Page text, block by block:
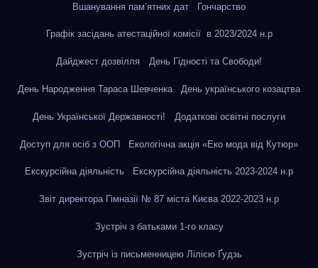
Вшанування пам’ятних дат Гончарство
Графік засідань атестаційної комісії в 2023/2024 н.р
Дайджест дозвілля День Гідності та Свободи!
День Народження Тараса Шевченка День українського козацтва
День Української Державності! Додаткові освітні послуги
Доступ для осіб з ООП Екологічна акція «Еко мода від Кутюр»
Екскурсійна діяльність Екскурсійна діяльність 2023-2024 н.р
Звіт директора Гімназії № 87 міста Києва 2022-2023 н.р
Зустріч з батьками 1-го класу
Зустріч із письменницею Лілією Ґудзь